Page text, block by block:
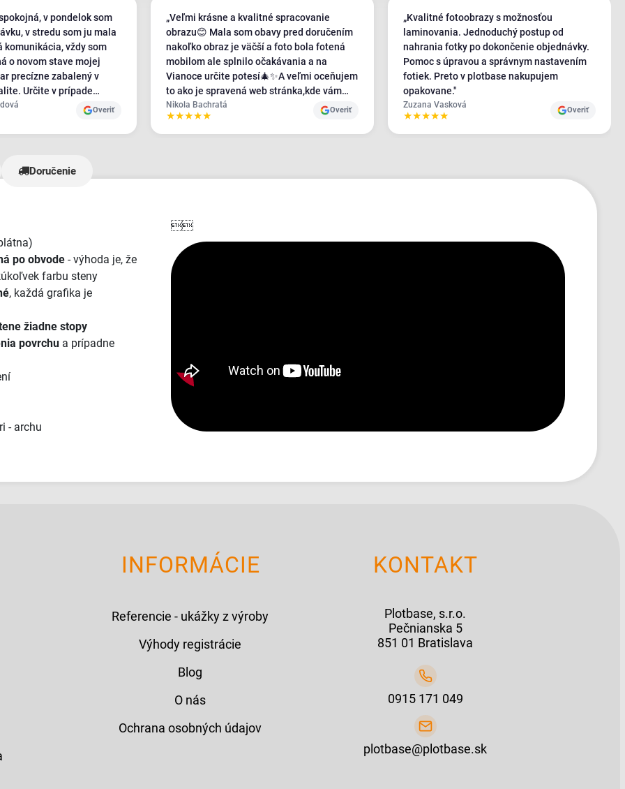
v pondelok som
v stredu som ju mala
komunikácia, vždy som
o novom stave mojej
precízne zabalený v
Určite v prípade
z tejto firmy znova. :)"Overiť
„Veľmi krásne a kvalitné spracovanie
obrazu😊 Mala som obavy pred doručením
nakoľko obraz je väčší a foto bola fotená
mobilom ale splnilo očakávania a na
Vianoce určite potesí🎄✨️A veľmi oceňujem
to ako je spravená web stránka,kde vám
pekne vypíše v akej bude obraz kvalite. 👍"
Nikola Bachratá
★★★★★ Overiť
„Kvalitné fotoobrazy s možnosťou
laminovania. Jednoduchý postup od
nahrania fotky po dokončenie objednávky.
Pomoc s úpravou a správnym nastavením
fotiek. Preto v plotbase nakupujem
opakovane."
Zuzana Vasková
★★★★★ Overiť
Doručenie
po obvode - výhoda je, že
farbu steny
, každá grafika je
žiadne stopy
povrchu a prípadne
- archu

INFORMÁCIE
Referencie - ukážky z výroby
Výhody registrácie
Blog
O nás
Ochrana osobných údajov
KONTAKT
Plotbase, s.r.o.
Pečnianska 5
851 01 Bratislava
0915 171 049
plotbase@plotbase.sk